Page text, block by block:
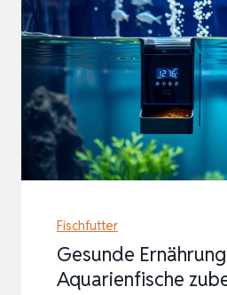
Fischfutter
Gesunde
Aquarienfische